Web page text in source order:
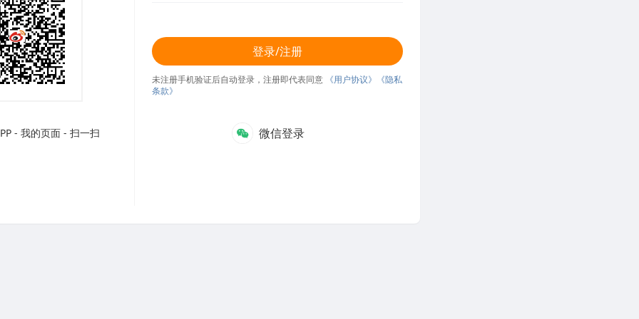
- 我的页面 - 扫一扫
登录/注册
未注册手机验证后自动登录，注册即代表同意 《用户协议》
《隐私
条款》
微信登录